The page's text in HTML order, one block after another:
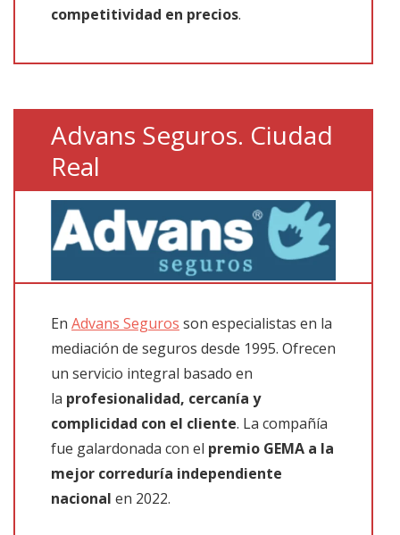
competitividad en precios.
Advans Seguros. Ciudad
Real
En Advans Seguros son especialistas en la
mediación de seguros desde 1995. Ofrecen
un servicio integral basado en
la profesionalidad, cercanía y
complicidad con el cliente. La compañía
fue galardonada con el premio GEMA a la
mejor correduría independiente
nacional en 2022.